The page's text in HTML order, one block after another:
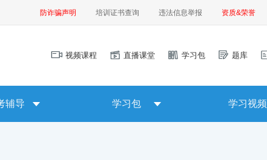
防诈骗声明 培训证书查询 违法信息举报 资质&荣誉
视频课程 直播课堂 学习包 题库
辅导 学习包 学习视频